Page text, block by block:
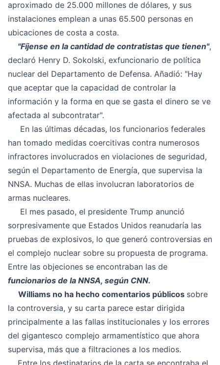
aproximado de 25.000 millones de dólares, y sus
instalaciones emplean a unas 65.500 personas en
ubicaciones de costa a costa.
"Fíjense en la cantidad de contratistas que tienen",
declaró Henry D. Sokolski, exfuncionario de política
nuclear del Departamento de Defensa. Añadió: "Hay
que aceptar que la capacidad de controlar la
información y la forma en que se gasta el dinero se ve
afectada al subcontratar".
En las últimas décadas, los funcionarios federales
han tomado medidas coercitivas contra numerosos
infractores involucrados en violaciones de seguridad,
según el Departamento de Energía, que supervisa la
NNSA. Muchas de ellas involucran laboratorios de
armas nucleares.
El mes pasado, el presidente Trump anunció
sorpresivamente que Estados Unidos reanudaría las
pruebas de explosivos, lo que generó controversias en
el complejo nuclear sobre su propuesta de programa.
Entre las objeciones se encontraban las de
funcionarios de la NNSA, según CNN.
Williams no ha hecho comentarios públicos sobre
la controversia, y su carta parece estar dirigida
principalmente a las fallas institucionales y los errores
del gigantesco complejo armamentístico que ahora
supervisa, más que a filtraciones a los medios.
Entre los destinatarios de la carta se encontraba el